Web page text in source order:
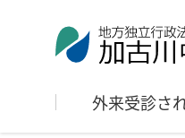
外来受診さ